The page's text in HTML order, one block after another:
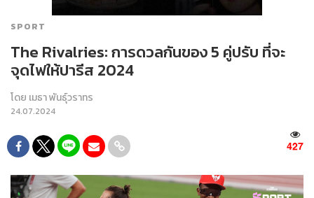
SPORT
The Rivalries: การดวลกันของ 5 คู่ปรับ ที่จะ
จุดไฟให้ปารีส 2024
โดย เมธา พันธุ์วราทร
24.07.2024
427